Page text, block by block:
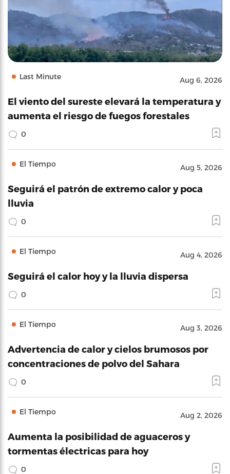
Last Minute Aug 6, 2026
El viento del sureste elevará la temperatura y
aumenta el riesgo de fuegos forestales
0
El Tiempo Aug 5, 2026
Seguirá el patrón de extremo calor y poca
lluvia
0
El Tiempo Aug 4, 2026
Seguirá el calor hoy y la lluvia dispersa
0
El Tiempo Aug 3, 2026
Advertencia de calor y cielos brumosos por
concentraciones de polvo del Sahara
0
El Tiempo Aug 2, 2026
Aumenta la posibilidad de aguaceros y
tormentas électricas para hoy
0